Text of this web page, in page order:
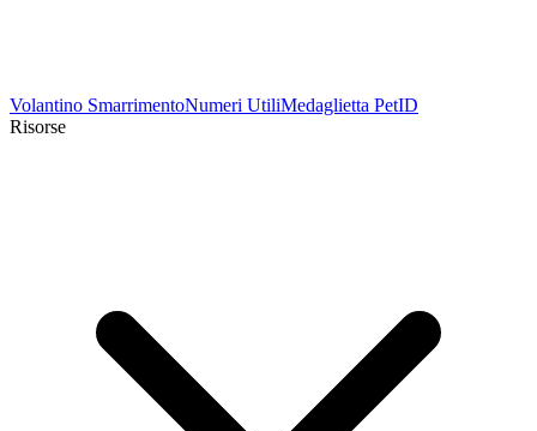
Volantino SmarrimentoNumeri UtiliMedaglietta PetID
Risorse